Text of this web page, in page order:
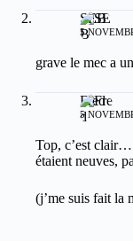
SEB
5
grave le mec a
Fred
5
Top, c’est clair…
étaient neuves,
(j’me suis fait la